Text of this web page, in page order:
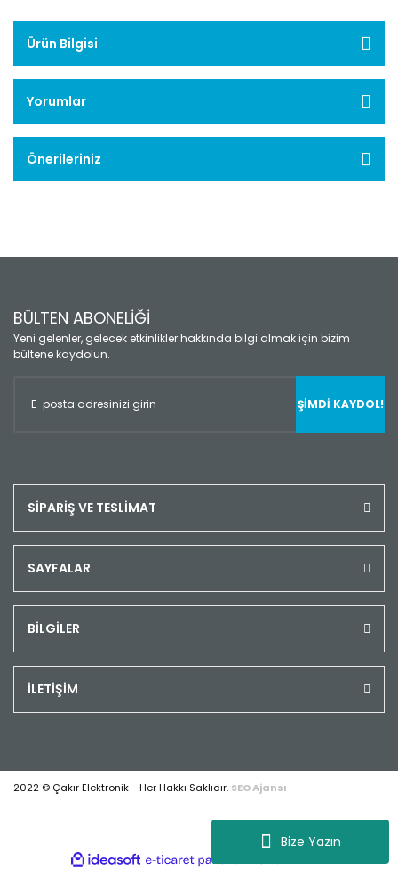
Bize Yazın
Ürün Bilgisi
Yorumlar
Önerileriniz
BÜLTEN ABONELİĞİ
Yeni gelenler, gelecek etkinlikler hakkında bilgi almak için bizim
bültene kaydolun.
ŞİMDİ KAYDOL!
SİPARİŞ VE TESLİMAT
SAYFALAR
BİLGİLER
İLETİŞİM
2022 © Çakır Elektronik - Her Hakkı Saklıdır. SEO Ajansı
ideasoft